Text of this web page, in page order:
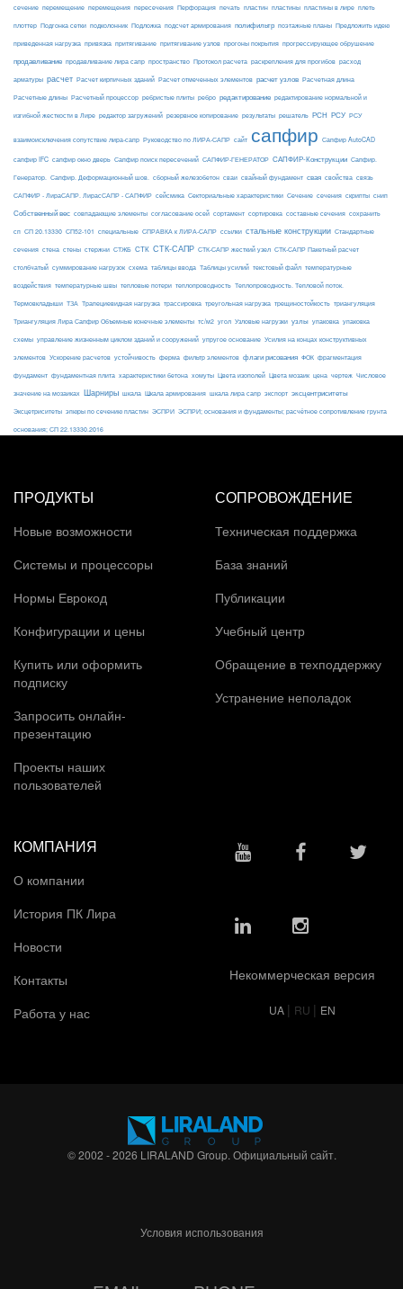
сечение перемещение перемещения пересечения Перфорация печать пластин пластины пластины в лире плеть
плоттер Подгонка сетки подколонник Подложка подсчет армирования полифильтр поэтажные планы Предложить идею
приведенная нагрузка привязка притягивание притягивание узлов прогоны покрытия прогрессирующее обрушение
продавливание продавливание лира сапр пространство Протокол расчета раскрепления для прогибов расход
арматуры расчет Расчет кирпичных зданий Расчет отмеченных элементов расчет узлов Расчетная длина
Расчетные длины Расчетный процессор ребристые плиты ребро редактирование редактирование нормальной и
изгибной жесткости в Лире редактор загружений резервное копирование результаты решатель РСН РСУ РСУ
взаимоисключения сопутствие лира-сапр Руководство по ЛИРА-САПР сайт сапфир Сапфир AutoCAD
сапфир IFC сапфир окно дверь Сапфир поиск пересечений САПФИР-ГЕНЕРАТОР САПФИР-Конструкции Сапфир.
Генератор. Сапфир. Деформационный шов. сборный железобетон сваи свайный фундамент свая свойства связь
САПФИР - ЛираСАПР. ЛирасСАПР - САПФИР сейсмика Секториальные характеристики Сечение сечения скрипты снип
Собственный вес совпадающие элементы согласование осей сортамент сортировка составные сечения сохранить
сп СП 20.13330 СП52-101 специальные СПРАВКА к ЛИРА-САПР ссылки стальные конструкции Стандартные
сечения стена стены стержни СТЖБ СТК СТК-САПР СТК-САПР жесткий узел СТК-САПР Пакетный расчет
столбчатый суммирование нагрузок схема таблицы ввода Таблицы усилий текстовый файл температурные
воздействия температурные швы тепловые потери теплопроводность Теплопроводность. Тепловой поток.
Термовкладыши ТЗА Трапециевидная нагрузка трассировка треугольная нагрузка трещиностойкость триангуляция
Триангуляция Лира Сапфир Объемные конечные элементы тс/м2 угол Узловые нагрузки узлы упаковка упаковка
схемы управление жизненным циклом зданий и сооружений упругое основание Усилия на концах конструктивных
элементов Ускорение расчетов устойчивость ферма фильтр элементов флаги рисования ФОК фрагментация
фундамент фундаментная плита характеристики бетона хомуты Цвета изополей Цвета мозаик цена чертеж Числовое
значение на мозаиках Шарниры шкала Шкала армирования шкала лира сапр экспорт эксцентриситеты
Эксцетриситеты эпюры по сечению пластин ЭСПРИ ЭСПРИ; основания и фундаменты; расчётное сопротивление грунта
основания; СП 22.13330.2016
ПРОДУКТЫ
Новые возможности
Системы и процессоры
Нормы Еврокод
Конфигурации и цены
Купить или оформить
подписку
Запросить онлайн-
презентацию
Проекты наших
пользователей
СОПРОВОЖДЕНИЕ
Техническая поддержка
База знаний
Публикации
Учебный центр
Обращение в техподдержку
Устранение неполадок
КОМПАНИЯ
О компании
История ПК Лира
Новости
Контакты
Работа у нас
Некоммерческая версия
UA | RU | EN
© 2002 - 2026 LIRALAND Group. Официальный сайт.
Условия использования